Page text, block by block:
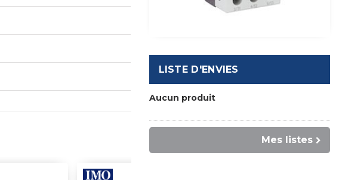
LISTE D'ENVIES
Aucun produit
Mes listes